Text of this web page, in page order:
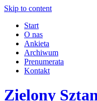
Skip to content
Start
O nas
Ankieta
Archiwum
Prenumerata
Kontakt
Zielony